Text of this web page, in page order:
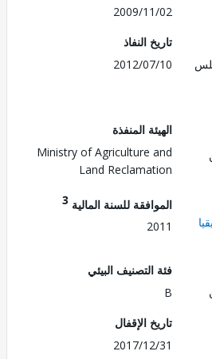
2009/11/02
تاريخ النفاذ
2012/07/10
الهيئة المنفذة
Ministry of Agriculture and
Land Reclamation
الموافقة للسنة المالية3
2011
فئة التصنيف البيئي
B
تاريخ الإقفال
2017/12/31